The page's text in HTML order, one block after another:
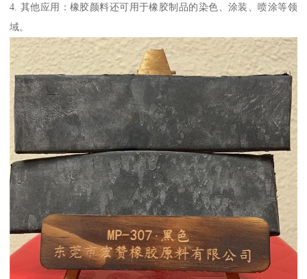
4. 其他应用：橡胶颜料还可用于橡胶制品的染色、涂装、喷涂等领
域。